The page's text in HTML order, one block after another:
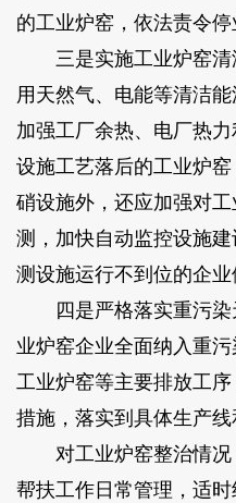
的工业炉窑，依法责令停
三是实施工业炉窑清
用天然气、电能等清洁
加强工厂余热、电厂热
设施工艺落后的工业炉
硝设施外，还应加强对
测，加快自动监控设施
测设施运行不到位的企业
四是严格落实重污染
业炉窑企业全面纳入重
工业炉窑等主要排放工
措施，落实到具体生产线
对工业炉窑整治情况
帮扶工作日常管理，适时